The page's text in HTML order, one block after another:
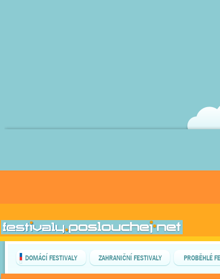
DOMÁCÍ FESTIVALY ZAHRANIČNÍ FESTIVALY PROBĚHLÉ